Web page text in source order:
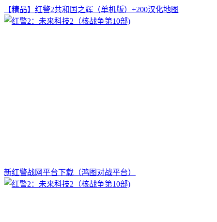
【精品】红警2共和国之辉（单机版）+200汉化地图
新红警战网平台下载（鸿图对战平台）